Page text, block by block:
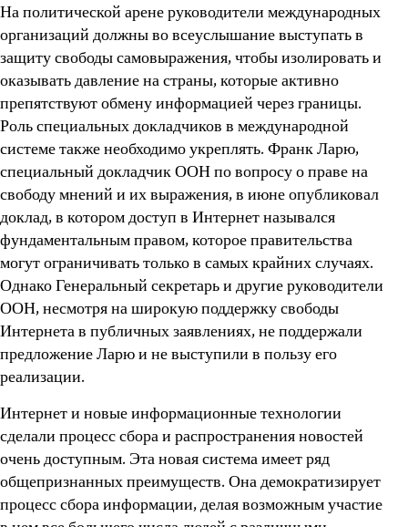
На политической арене руководители международных
организаций должны во всеуслышание выступать в
защиту свободы самовыражения, чтобы изолировать и
оказывать давление на страны, которые активно
препятствуют обмену информацией через границы.
Роль специальных докладчиков в международной
системе также необходимо укреплять. Франк Ларю,
специальный докладчик ООН по вопросу о праве на
свободу мнений и их выражения, в июне опубликовал
доклад, в котором доступ в Интернет назывался
фундаментальным правом, которое правительства
могут ограничивать только в самых крайних случаях.
Однако Генеральный секретарь и другие руководители
ООН, несмотря на широкую поддержку свободы
Интернета в публичных заявлениях, не поддержали
предложение Ларю и не выступили в пользу его
реализации.
Интернет и новые информационные технологии
сделали процесс сбора и распространения новостей
очень доступным. Эта новая система имеет ряд
общепризнанных преимуществ. Она демократизирует
процесс сбора информации, делая возможным участие